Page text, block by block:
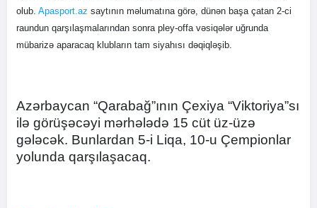
olub. Apasport.az saytının məlumatına görə, dünən başa çatan 2-ci
raundun qarşılaşmalarından sonra pley-offa vəsiqələr uğrunda
mübarizə aparacaq klubların tam siyahısı dəqiqləşib.
Azərbaycan “Qarabağ”ının Çexiya “Viktoriya”sı
ilə görüşəcəyi mərhələdə 15 cüt üz-üzə
gələcək. Bunlardan 5-i Liqa, 10-u Çempionlar
yolunda qarşılaşacaq.